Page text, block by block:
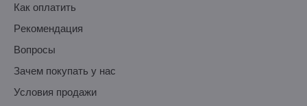
Как оплатить
Pекомендация
Вопросы
Зачем покупать у нас
Условия продажи